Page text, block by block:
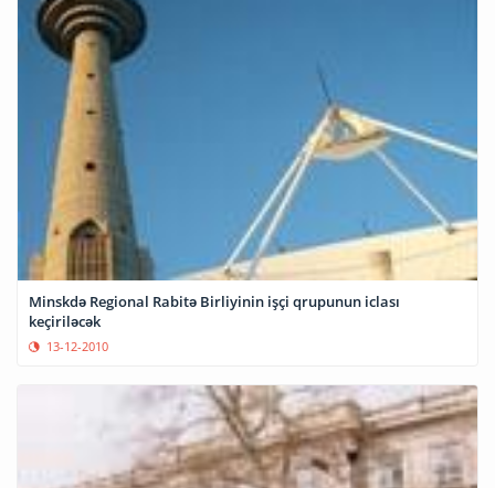
Minskdə Regional Rabitə Birliyinin işçi qrupunun iclası
keçiriləcək
13-12-2010